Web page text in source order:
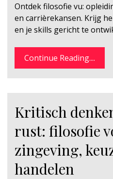
Ontdek filosofie vu:
en carrièrekansen. Krijg
en je skills gericht te
Continue Reading....
Kritisch
rust: filosofie
zingeving,
handelen